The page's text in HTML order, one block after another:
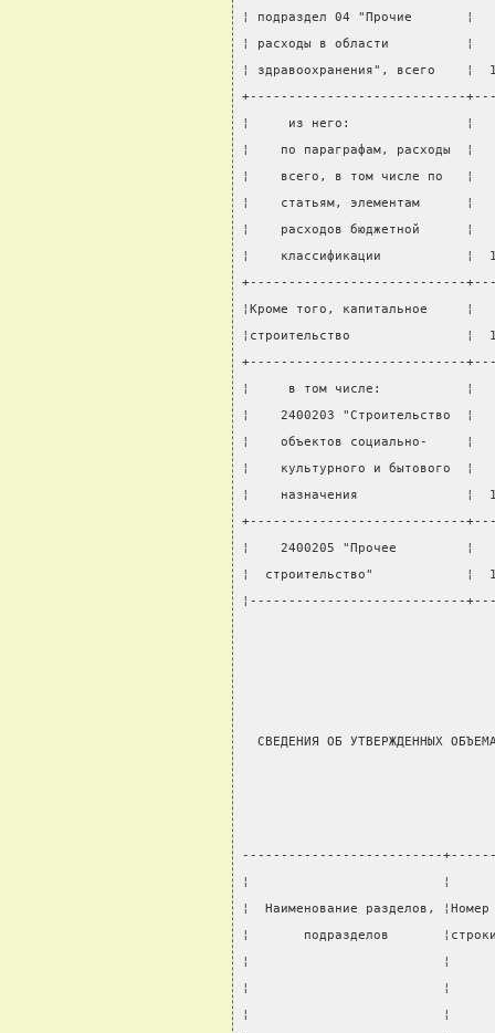
¦ подраздел 04
¦ расходы в области
¦ здравоохранения",
+----------------------------
¦     из него:
¦    по параграфам,
¦    всего, в том числе
¦    статьям,
¦    расходов
¦    классификации
+----------------------------
¦Кроме того,
¦строительство
+----------------------------
¦     в том числе:
¦    2400203
¦    объектов
¦    культурного и
¦    назначения
+----------------------------
¦    2400205 "Прочее
¦  строительство"
¦----------------------------
СВЕДЕНИЯ ОБ УТВЕРЖДЕННЫХ
--------------------------
¦                         ¦      ¦
¦  Наименование разделов,
¦       подразделов
¦                         ¦      ¦  на
¦                         ¦
¦                         ¦      ¦